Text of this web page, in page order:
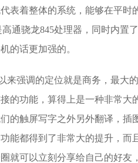
表着整体的系统，能够在平
高通骁龙845处理器，同时内置
的话更加强的。
来强调的定位就是商务，最大
的功能，算得上是一种非常大
的触屏写字之外另外翻译，插
能都得到了非常大的提升，而
就可以立刻分享给自己的好友